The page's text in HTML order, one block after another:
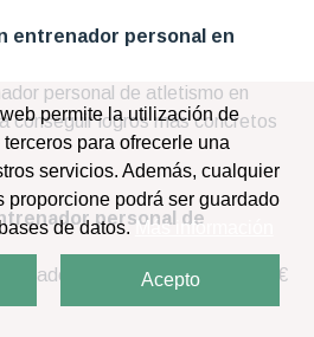
entrenador personal en
personal de atletismo en
conseguir logros más concretos
personal de
personal oscila entre 25€
permite la utilización de
para ofrecerle una
servicios. Además, cualquier
proporcione podrá ser guardado
de datos.Más información
Acepto